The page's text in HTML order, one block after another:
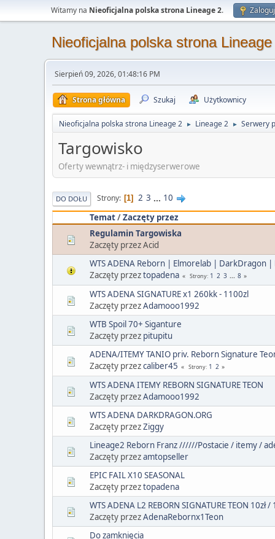
Witamy na Nieoficjalna polska strona Lineage 2.
Nieoficjalna polska strona
Sierpień 09, 2026, 01:48:16 PM
Strona główna Szukaj Użytkownicy
Nieoficjalna polska strona Lineage 2 ► Lineage 2 ► Serwery
Targowisko
Oferty wewnątrz- i międzyserwerowe
DO DOŁU Strony 1 2 3 ... 10
Temat/Zaczęty przez
Regulamin Targowiska
Zaczęty przez Acid
WTS ADENA Reborn | Elmorelab | DarkDragon |
Zaczęty przeztopadena Strony 1 2 3 ... 8
WTS ADENA SIGNATURE x1 260kk - 1100zl
Zaczęty przezAdamooo1992
WTB Spoil 70+ Siganture
Zaczęty przez pitupitu
ADENA/ITEMY TANIO priv. Reborn Signature
Zaczęty przezcaliber45 Strony 1 2
WTS ADENA ITEMY REBORN SIGNATURE TEON
Zaczęty przezAdamooo1992
WTS ADENA DARKDRAGON.ORG
Zaczęty przezZiggy
Lineage2 Reborn Franz //////Postacie / itemy /
Zaczęty przezamtopseller
EPIC FAIL X10 SEASONAL
Zaczęty przeztopadena
WTS ADENA L2 REBORN SIGNATURE TEON 10zł /
Zaczęty przezAdenaRebornx1Teon
Do zamknięcia